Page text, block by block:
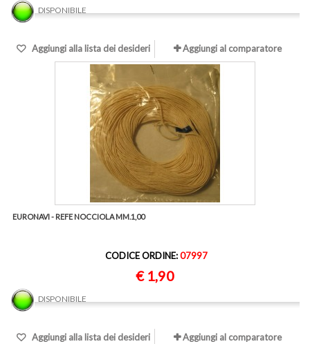
DISPONIBILE
Aggiungi alla lista dei desideri Aggiungi al comparatore
EURONAVI - REFE NOCCIOLA MM.1,00
CODICE ORDINE:07997
€ 1,90
DISPONIBILE
Aggiungi alla lista dei desideri Aggiungi al comparatore